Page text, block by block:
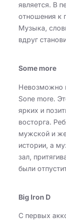
является. В
отношения к
Музыка,
вдруг
Some more
Невозможно
Sone more.
ярких и
восторга.
мужской и
истории, а
зал,
были
Big Iron D
С первых